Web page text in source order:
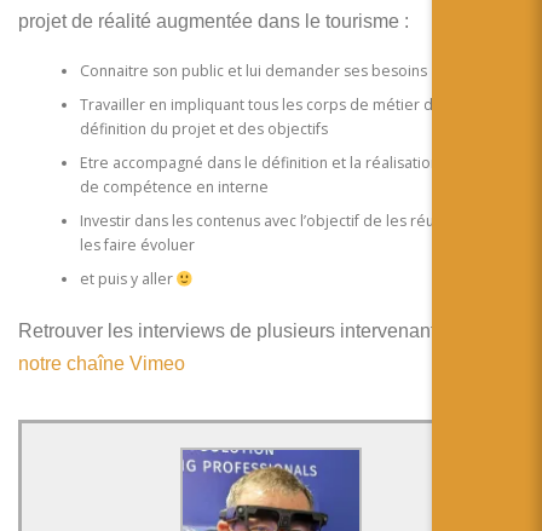
projet de réalité augmentée dans le tourisme :
Connaitre son public et lui demander ses besoins
Travailler en impliquant tous les corps de métier dans la
définition du projet et des objectifs
Etre accompagné dans le définition et la réalisation s’il n’y a pas
de compétence en interne
Investir dans les contenus avec l’objectif de les réutiliser et de
les faire évoluer
et puis y aller
Retrouver les interviews de plusieurs intervenants
notre chaîne Vimeo